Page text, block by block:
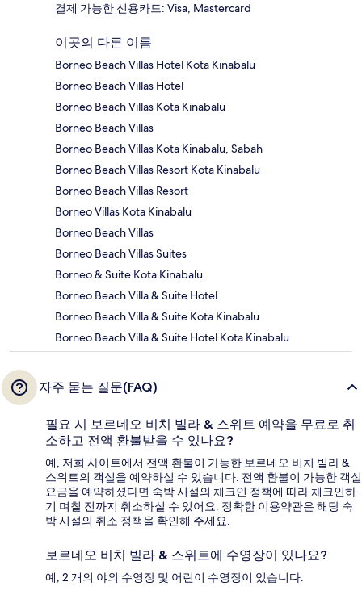
결제 가능한 신용카드: Visa, Mastercard
이곳의 다른 이름
Borneo Beach Villas Hotel Kota Kinabalu
Borneo Beach Villas Hotel
Borneo Beach Villas Kota Kinabalu
Borneo Beach Villas
Borneo Beach Villas Kota Kinabalu, Sabah
Borneo Beach Villas Resort Kota Kinabalu
Borneo Beach Villas Resort
Borneo Villas Kota Kinabalu
Borneo Beach Villas
Borneo Beach Villas Suites
Borneo & Suite Kota Kinabalu
Borneo Beach Villa & Suite Hotel
Borneo Beach Villa & Suite Kota Kinabalu
Borneo Beach Villa & Suite Hotel Kota Kinabalu
자주 묻는 질문(FAQ)
필요 시 보르네오 비치 빌라 & 스위트 예약을 무료로 취
소하고 전액 환불받을 수 있나요?
예, 저희 사이트에서 전액 환불이 가능한 보르네오 비치 빌라 &
스위트의 객실을 예약하실 수 있습니다. 전액 환불이 가능한 객실
요금을 예약하셨다면 숙박 시설의 체크인 정책에 따라 체크인하
기 며칠 전까지 취소하실 수 있어요. 정확한 이용약관은 해당 숙
박 시설의 취소 정책을 확인해 주세요.
보르네오 비치 빌라 & 스위트에 수영장이 있나요?
예, 2 개의 야외 수영장 및 어린이 수영장이 있습니다.